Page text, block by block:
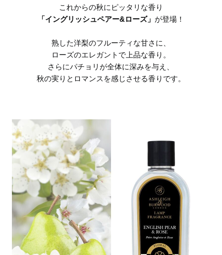
これからの秋にピッタリな香り
「イングリッシュペアー&ローズ」 が登場！
熟した洋梨のフルーティな甘さに、
ローズのエレガントで上品な香り。
さらにパチョリが全体に深みを与え、
秋の実りとロマンスを感じさせる香りです。